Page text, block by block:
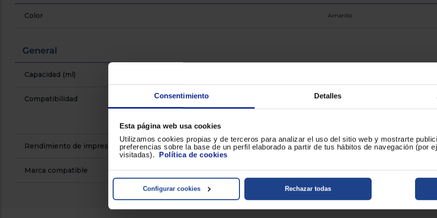
Consentimiento Detalles
Esta página web usa cookies
Utilizamos cookies propias y de terceros para analizar el uso del sitio web y mostrarte
preferencias sobre la base de un perfil elaborado a partir de tus hábitos de navegación (por
visitadas). Política de cookies
Rechazar todas
Configurar cookies
Color Amarillo
General
Capacidad (ml)
Compatibilidad
HP OfficeJet Pro 9120e, 9123, 9125e,
OFFICEJET PRO 9120 ALL-IN-ONE
One Printer, HP OfficeJet Pro 9130
Rendimiento de impresión 800 páginas
Marca compatible HP